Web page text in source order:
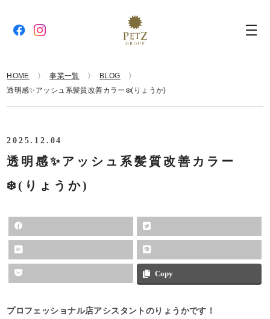
HOME 事業一覧
BLOG
透明感✨アッシュ系髪質改善カラー❄️(りょうか)
2025.12.04
透明感✨アッシュ系髪質改善カラー
❄️(りょうか)
Copy
プロフェッショナル店アシスタントのりょうかです！